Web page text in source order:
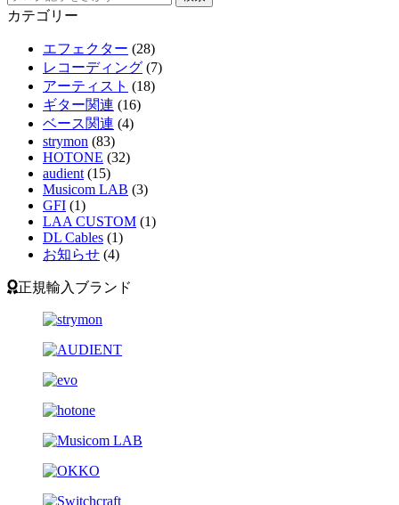
カテゴリー
エフェクター (28)
レコーディング (7)
アーティスト (18)
ギター関連 (16)
ベース関連 (4)
strymon (83)
HOTONE (32)
audient (15)
Musicom LAB (3)
GFI (1)
LAA CUSTOM (1)
DL Cables (1)
お知らせ (4)
正規輸入ブランド